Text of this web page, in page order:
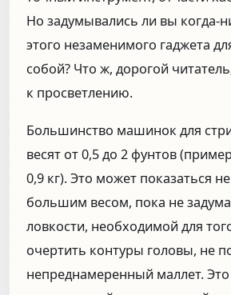
Но задумывались ли вы когда-
этого незаменимого гаджета
собой? Что ж, дорогой
к просветлению.
Большинство машинок для
весят от 0,5 до 2 фунтов
0,9 кг). Это может показаться
большим весом, пока не
ловкости, необходимой для
очертить контуры головы, не
непреднамеренный маллет.